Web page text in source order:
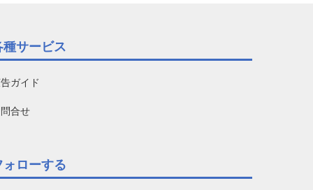
サービス
ガイド
合せ
ローする